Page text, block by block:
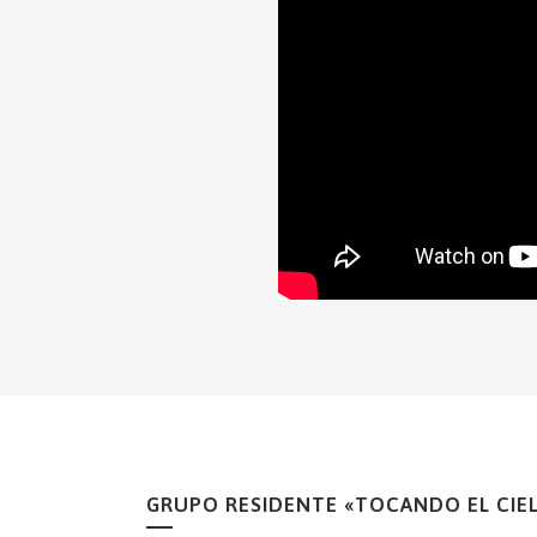
GRUPO RESIDENTE «TOCANDO EL